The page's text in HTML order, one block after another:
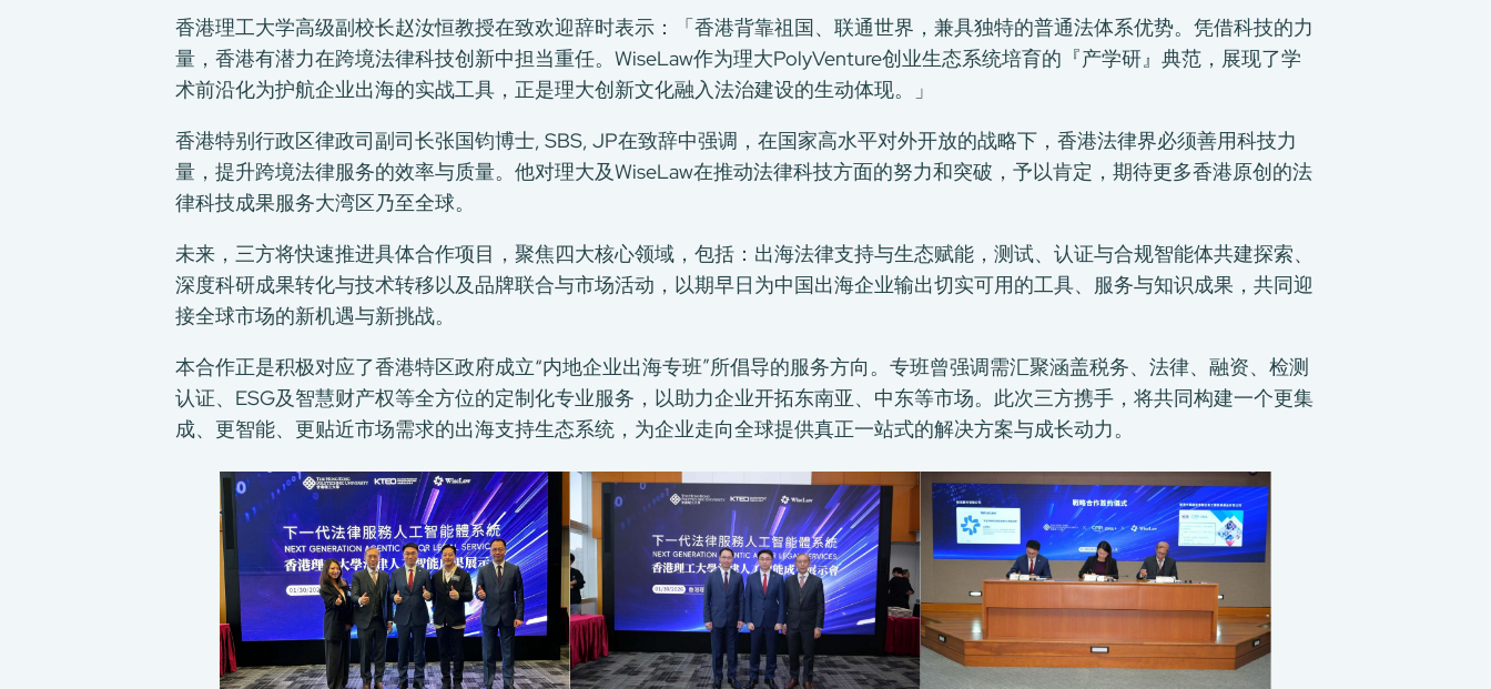
绿色环保服务
香港理工大学高级副校长赵汝恒教授在致欢迎辞时表示：「香港背靠祖国、联通世界，兼具独特的普通法体系优势。凭借科技的力
量，香港有潜力在跨境法律科技创新中担当重任。WiseLaw作为理大PolyVenture创业生态系统培育的『产学研』典范，展现了学
术前沿化为护航企业出海的实战工具，正是理大创新文化融入法治建设的生动体现。」
香港特别行政区律政司副司长张国钧博士, SBS, JP在致辞中强调，在国家高水平对外开放的战略下，香港法律界必须善用科技力
量，提升跨境法律服务的效率与质量。他对理大及WiseLaw在推动法律科技方面的努力和突破，予以肯定，期待更多香港原创的法
律科技成果服务大湾区乃至全球。
未来，三方将快速推进具体合作项目，聚焦四大核心领域，包括：出海法律支持与生态赋能，测试、认证与合规智能体共建探索、
深度科研成果转化与技术转移以及品牌联合与市场活动，以期早日为中国出海企业输出切实可用的工具、服务与知识成果，共同迎
接全球市场的新机遇与新挑战。
本合作正是积极对应了香港特区政府成立“内地企业出海专班”所倡导的服务方向。专班曾强调需汇聚涵盖税务、法律、融资、检测
认证、ESG及智慧财产权等全方位的定制化专业服务，以助力企业开拓东南亚、中东等市场。此次三方携手，将共同构建一个更集
成、更智能、更贴近市场需求的出海支持生态系统，为企业走向全球提供真正一站式的解决方案与成长动力。